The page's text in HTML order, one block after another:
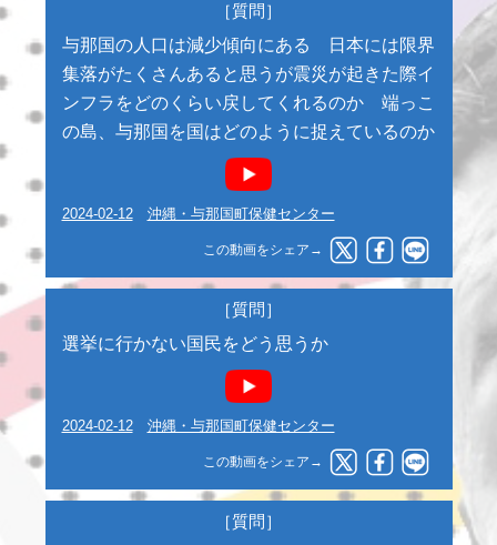
［質問］
与那国の人口は減少傾向にある 日本には限界
集落がたくさんあると思うが震災が起きた際イ
ンフラをどのくらい戻してくれるのか 端っこ
の島、与那国を国はどのように捉えているのか
2024-02-12 沖縄・与那国町保健センター
この動画をシェア→
［質問］
選挙に行かない国民をどう思うか
2024-02-12 沖縄・与那国町保健センター
この動画をシェア→
［質問］